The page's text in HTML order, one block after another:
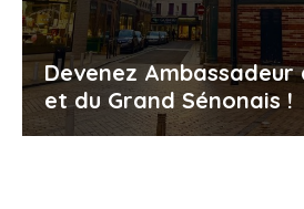
Devenez Ambassadeur
et du Grand Sénonais !